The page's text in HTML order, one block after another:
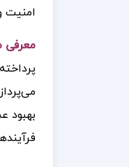
امنیت
معرفی
بهبود